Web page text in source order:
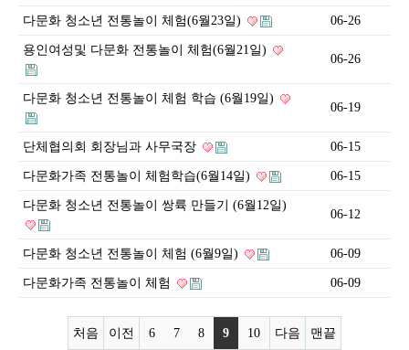
다문화 청소년 전통놀이 체험(6월23일) 06-26
용인여성및 다문화 전통놀이 체험(6월21일)
06-26
다문화 청소년 전통놀이 체험 학습 (6월19일)
06-19
단체협의회 회장님과 사무국장 06-15
다문화가족 전통놀이 체험학습(6월14일) 06-15
다문화 청소년 전통놀이 쌍륙 만들기 (6월12일)
06-12
다문화 청소년 전통놀이 체험 (6월9일) 06-09
다문화가족 전통놀이 체험 06-09
처음 이전 6 7 8 9 10 다음 맨끝